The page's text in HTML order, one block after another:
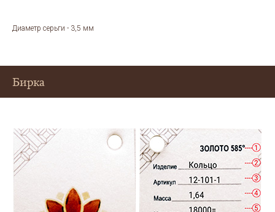
Диаметр серьги - 3,5 мм
Бирка